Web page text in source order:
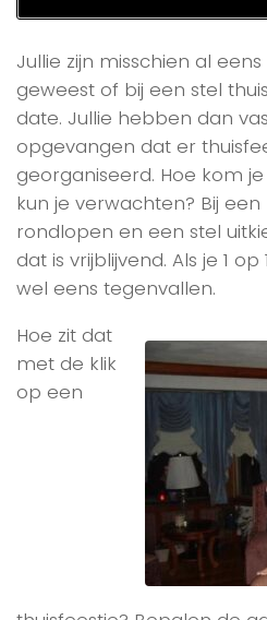
Jullie zijn misschien al
geweest of bij een stel
date. Jullie hebben dan
opgevangen dat er
georganiseerd. Hoe kom
kun je verwachten? Bij
rondlopen en een stel
dat is vrijblijvend. Als je 1
wel eens tegenvallen.
Hoe zit dat
met de klik
op een